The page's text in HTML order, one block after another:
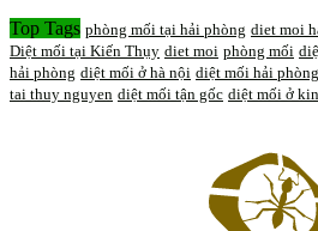
Top Tags phòng mối tại hải phòng diet moi
Diệt mối tại Kiến Thụy diet moi phòng mối
hải phòng diệt mối ở hà nội diệt mối hải phòng
tai thuy nguyen diệt mối tận gốc diệt mối ở